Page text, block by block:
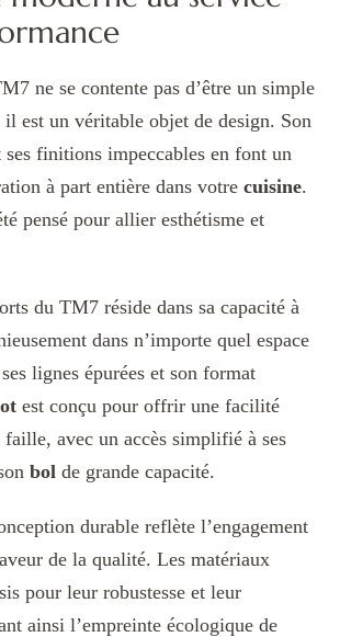
ne se contente pas d’être un simple
il est un véritable objet de design. Son
ses finitions impeccables en font un
à part entière dans votre cuisine.
pensé pour allier esthétisme et
du TM7 réside dans sa capacité à
dans n’importe quel espace
lignes épurées et son format
est conçu pour offrir une facilité
faille, avec un accès simplifié à ses
bol de grande capacité.
durable reflète l’engagement
de la qualité. Les matériaux
pour leur robustesse et leur
ainsi l’empreinte écologique de